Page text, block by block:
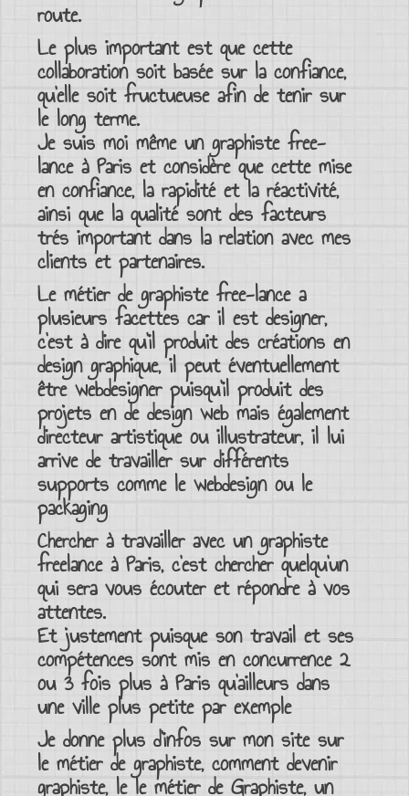
route.
Le plus important est que cette
collaboration soit basée sur la confiance,
qu’elle soit fructueuse afin de tenir sur
le long terme.
Je suis moi même ungraphiste free-
lance à Paris et considère que cette mise
en confiance, la rapidité et la réactivité,
ainsi que la qualité sont des facteurs
trés important dans la relation avec mes
clients et partenaires.
Lemétier de graphiste free-lancea
plusieurs facettes car il est designer,
c’est à dire qu’il produit des créations en
design graphique, il peut éventuellement
être webdesigner puisqu’il produit des
projets en de design web mais également
directeur artistique ou illustrateur, il lui
arrive de travailler sur différents
supports comme le webdesign ou le
packaging
Chercher à travailler avec ungraphiste
freelance à Paris, c’est chercher quelqu’un
qui sera vous écouter et répondre à vos
attentes.
Et justement puisque son travail et ses
compétences sont mis en concurrence 2
ou 3 fois plus àParis qu’ailleurs dans
une ville plus petite par exemple
Je donne plus d’infos sur mon site sur
le métier de graphiste, comment devenir
graphiste, lele métier de Graphiste, un